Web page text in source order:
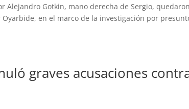
Alejandro Gotkin, mano derecha de Sergio, quedaron
en el marco de la investigación por
graves acusaciones